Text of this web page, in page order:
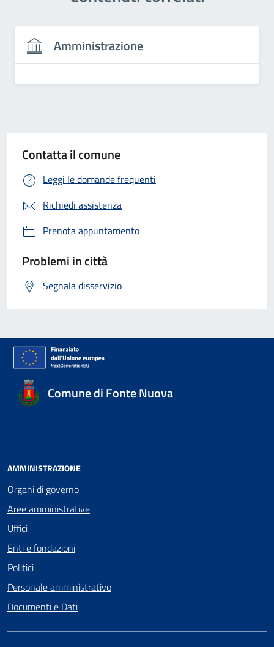
Amministrazione
Contatta il comune
Leggi le domande frequenti
Richiedi assistenza
Prenota appuntamento
Problemi in città
Segnala disservizio
Comune di Fonte Nuova
AMMINISTRAZIONE
Organi di governo
Aree amministrative
Uffici
Enti e fondazioni
Politici
Personale amministrativo
Documenti e Dati